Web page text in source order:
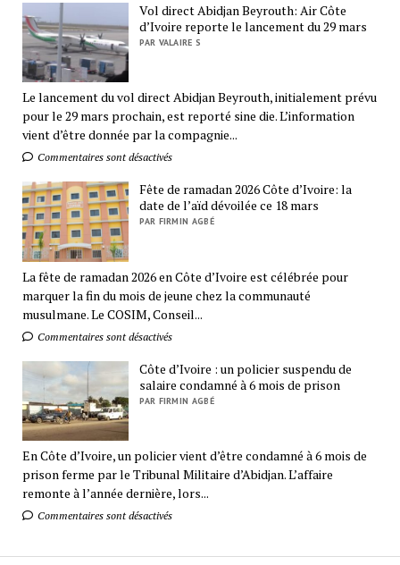
Vol direct Abidjan Beyrouth: Air Côte
d’Ivoire reporte le lancement du 29 mars
PAR VALAIRE S
Le lancement du vol direct Abidjan Beyrouth, initialement prévu
pour le 29 mars prochain, est reporté sine die. L’information
vient d’être donnée par la compagnie...
Commentaires sont désactivés
Fête de ramadan 2026 Côte d’Ivoire: la
date de l’aïd dévoilée ce 18 mars
PAR FIRMIN AGBÉ
La fête de ramadan 2026 en Côte d’Ivoire est célébrée pour
marquer la fin du mois de jeune chez la communauté
musulmane. Le COSIM, Conseil...
Commentaires sont désactivés
Côte d’Ivoire : un policier suspendu de
salaire condamné à 6 mois de prison
PAR FIRMIN AGBÉ
En Côte d’Ivoire, un policier vient d’être condamné à 6 mois de
prison ferme par le Tribunal Militaire d’Abidjan. L’affaire
remonte à l’année dernière, lors...
Commentaires sont désactivés